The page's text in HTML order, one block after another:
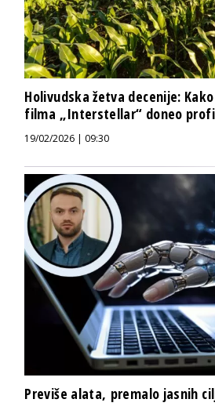
Holivudska žetva decenije:
filma „Interstellar“ doneo
19/02/2026 | 09:30
Previše alata, premalo jasnih